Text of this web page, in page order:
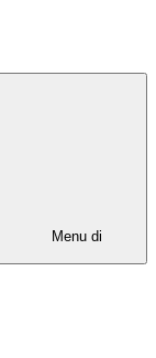
Menu di